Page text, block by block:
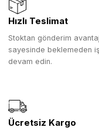
Hızlı Teslimat
Stoktan gönderim
sayesinde beklemeden
devam edin.
Ücretsiz Kargo